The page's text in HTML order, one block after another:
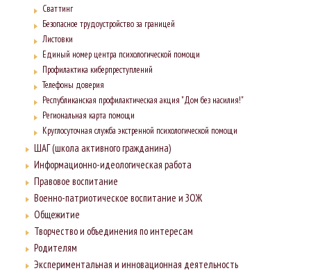
Сваттинг
Безопасное трудоустройство за границей
Листовки
Единый номер центра психологической помощи
Профилактика киберпреступлений
Телефоны доверия
Республиканская профилактическая акция "Дом без насилия!"
Региональная карта помощи
Круглосуточная служба экстренной психологической помощи
ШАГ (школа активного гражданина)
Информационно-идеологическая работа
Правовое воспитание
Военно-патриотическое воспитание и ЗОЖ
Общежитие
Творчество и объединения по интересам
Родителям
Экспериментальная и инновационная деятельность